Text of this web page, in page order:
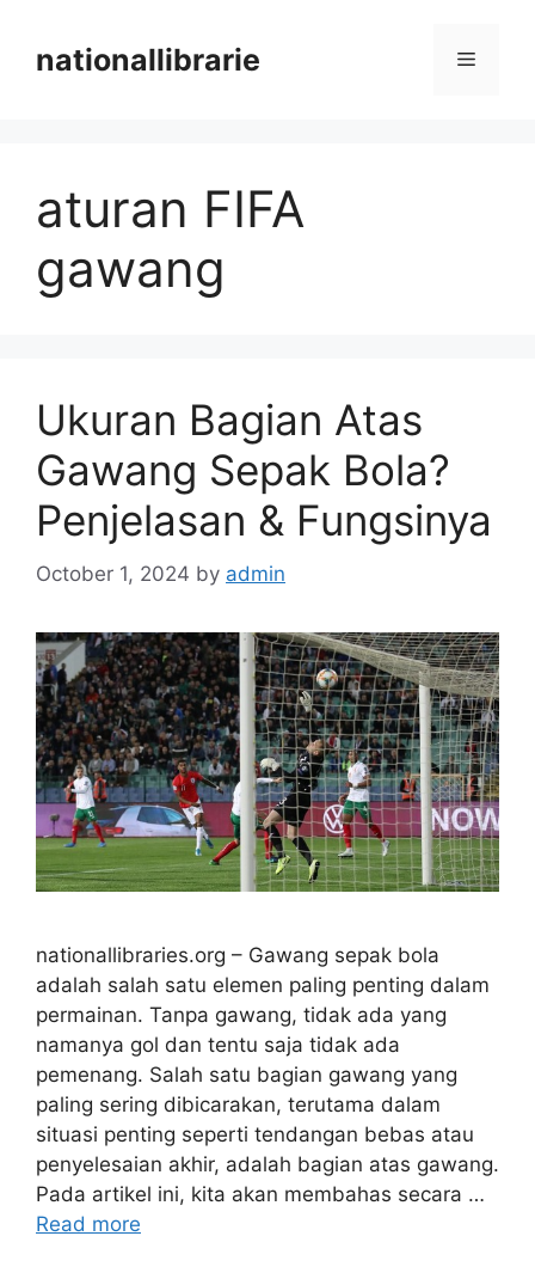
contentnationallibrarie Menu
aturan FIFA
gawang
Ukuran Bagian Atas
Gawang Sepak Bola?
Penjelasan & Fungsinya
October 1, 2024 by admin
nationallibraries.org – Gawang sepak bola
adalah salah satu elemen paling penting dalam
permainan. Tanpa gawang, tidak ada yang
namanya gol dan tentu saja tidak ada
pemenang. Salah satu bagian gawang yang
paling sering dibicarakan, terutama dalam
situasi penting seperti tendangan bebas atau
penyelesaian akhir, adalah bagian atas gawang.
Pada artikel ini, kita akan membahas secara …
Read more